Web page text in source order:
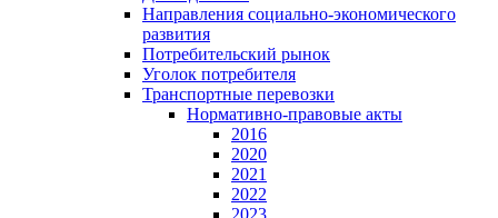
Направления социально-экономического
развития
Потребительский рынок
Уголок потребителя
Транспортные перевозки
Нормативно-правовые акты
2016
2020
2021
2022
2023